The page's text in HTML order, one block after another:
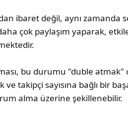
ibaret değil, aynı zamanda
çok paylaşım yaparak,
bu durumu "duble atmak"
takipçi sayısına bağlı bir
alma üzerine şekillenebilir.